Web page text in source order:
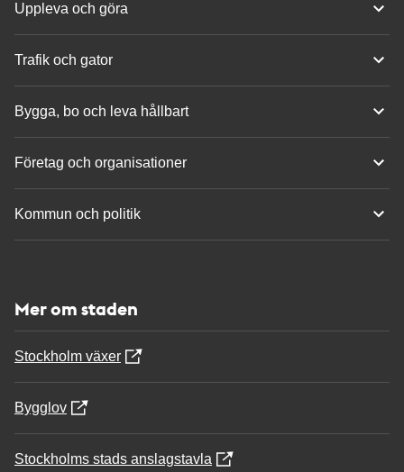
Uppleva och göra
Trafik och gator
Bygga, bo och leva hållbart
Företag och organisationer
Kommun och politik
Mer om staden
Stockholm växer
Bygglov
Stockholms stads anslagstavla